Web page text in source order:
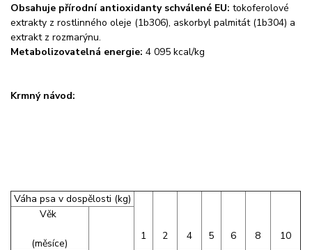
Obsahuje přírodní antioxidanty schválené EU: tokoferolové
extrakty z rostlinného oleje (1b306), askorbyl palmitát (1b304) a
extrakt z rozmarýnu.
Metabolizovatelná energie: 4 095 kcal/kg
Krmný návod:
Váha psa v dospělosti (kg)
1 2 4 5 6 8 10
Věk
(měsíce)